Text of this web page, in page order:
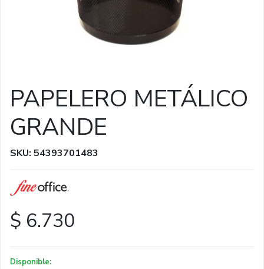
PAPELERO METÁLICO
GRANDE
SKU: 54393701483
$ 6.730
Disponible: